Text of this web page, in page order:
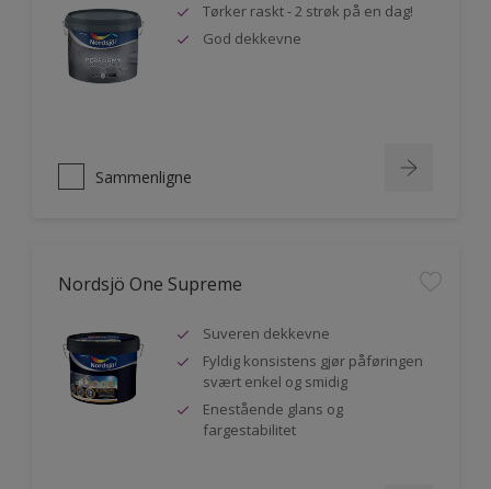
Tørker raskt - 2 strøk på en dag!
God dekkevne
Sammenligne
Nordsjö One Supreme
Suveren dekkevne
Fyldig konsistens gjør påføringen
svært enkel og smidig
Enestående glans og
fargestabilitet